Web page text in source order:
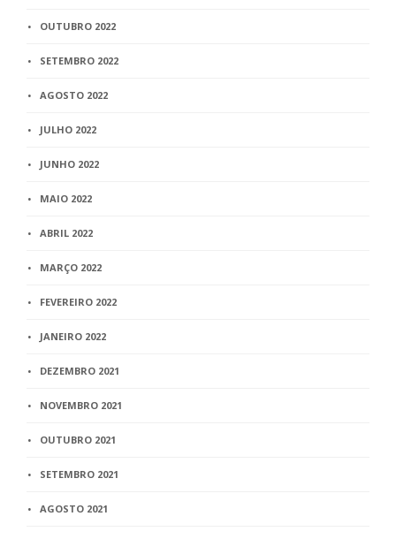
OUTUBRO 2022
SETEMBRO 2022
AGOSTO 2022
JULHO 2022
JUNHO 2022
MAIO 2022
ABRIL 2022
MARÇO 2022
FEVEREIRO 2022
JANEIRO 2022
DEZEMBRO 2021
NOVEMBRO 2021
OUTUBRO 2021
SETEMBRO 2021
AGOSTO 2021